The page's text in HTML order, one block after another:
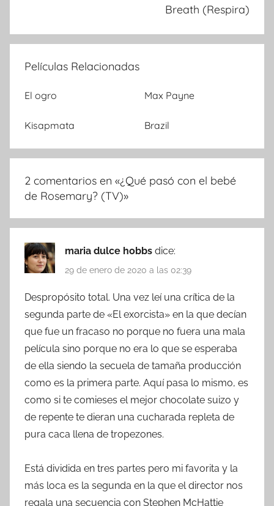
Breath (Respira)
Películas Relacionadas
El ogro Max Payne
Kisapmata Brazil
2 comentarios en «¿Qué pasó con el bebé
de Rosemary? (TV)»
maria dulce hobbs dice:
29 de enero de 2020 a las 02:39
Despropósito total. Una vez leí una crítica de la
segunda parte de «El exorcista» en la que decían
que fue un fracaso no porque no fuera una mala
película sino porque no era lo que se esperaba
de ella siendo la secuela de tamaña producción
como es la primera parte. Aquí pasa lo mismo, es
como si te comieses el mejor chocolate suizo y
de repente te dieran una cucharada repleta de
pura caca llena de tropezones.
Está dividida en tres partes pero mi favorita y la
más loca es la segunda en la que el director nos
regala una secuencia con Stephen McHattie